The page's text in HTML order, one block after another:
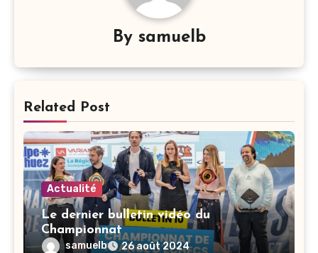
By samuelb
Related Post
Actualité
Le dernier bulletin vidéo du
Championnat
samuelb 26 août 2024